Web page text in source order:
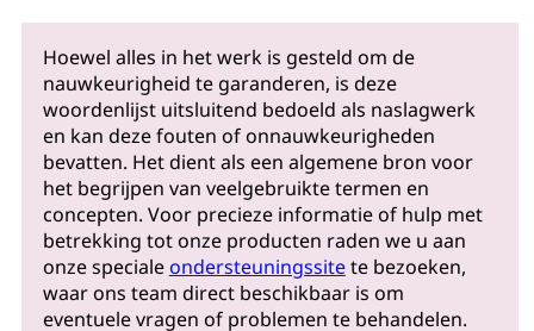
Hoewel alles in het werk is gesteld om de
nauwkeurigheid te garanderen, is deze
woordenlijst uitsluitend bedoeld als naslagwerk
en kan deze fouten of onnauwkeurigheden
bevatten. Het dient als een algemene bron voor
het begrijpen van veelgebruikte termen en
concepten. Voor precieze informatie of hulp met
betrekking tot onze producten raden we u aan
onze specialeondersteuningssitete bezoeken,
waar ons team direct beschikbaar is om
eventuele vragen of problemen te behandelen.